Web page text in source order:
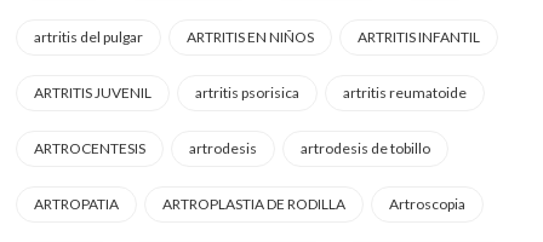
artritis del pulgar ARTRITIS EN NIÑOS ARTRITIS INFANTIL
ARTRITIS JUVENIL artritis psorisica artritis reumatoide
ARTROCENTESIS artrodesis artrodesis de tobillo
ARTROPATIA ARTROPLASTIA DE RODILLA Artroscopia